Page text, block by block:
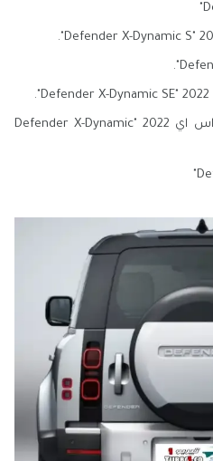
ديفندر اكس ديناميك اتش اس اي 2022 "Defender X-Dynamic